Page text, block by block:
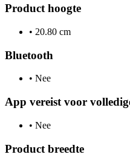
Product hoogte
• 20.80 cm
Bluetooth
• Nee
App vereist voor
• Nee
Product breedte